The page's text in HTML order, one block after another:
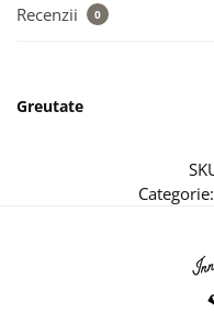
Recenzii 0
Greutate
Categorie: